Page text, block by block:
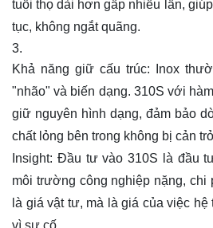
tuổi thọ dài hơn gấp nhiều lần,
tục, không ngắt quãng.
Khả năng giữ cấu trúc: Inox
"nhão" và biến dạng. 310S với
giữ nguyên hình dạng, đảm bảo
chất lỏng bên trong không bị cản
Insight: Đầu tư vào 310S là đầu
môi trường công nghiệp nặng, chi
là giá vật tư, mà là giá của việc
vì sự cố.